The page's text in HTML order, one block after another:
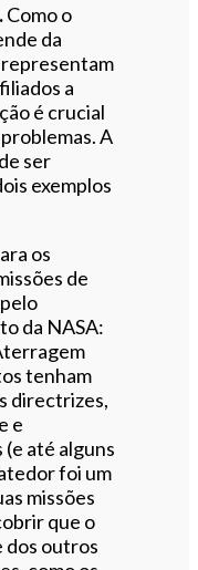
.Como o
da
a
é crucial
A
ser
exemplos
os
de
da NASA:
tenham
directrizes,
e
até alguns
foi um
missões
que o
outros